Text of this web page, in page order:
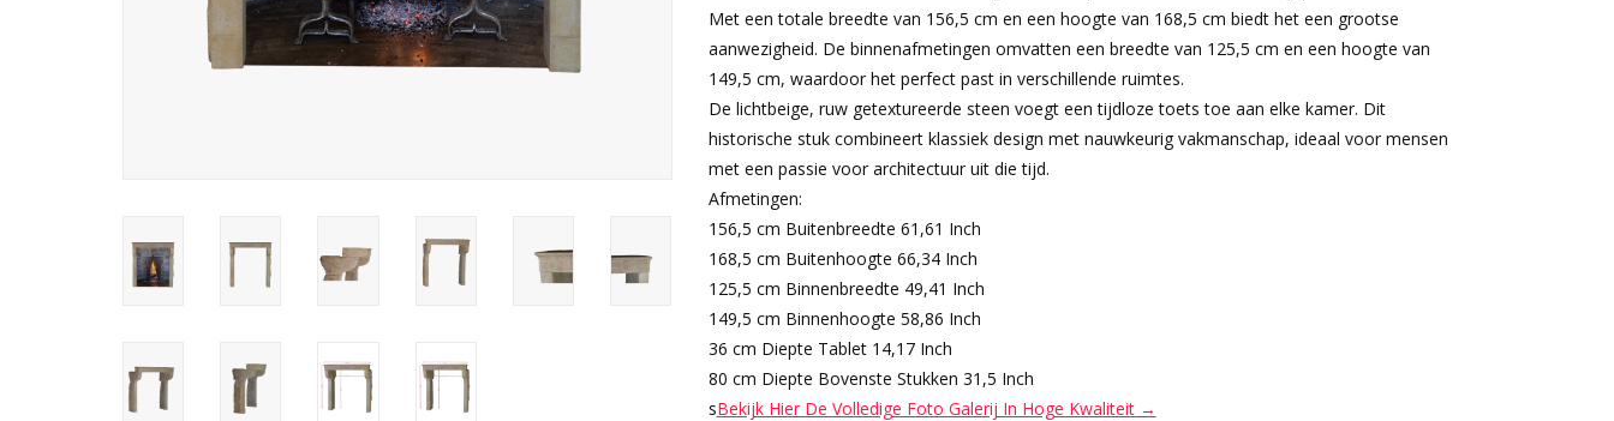
Met een totale breedte van 156,5 cm en een hoogte van 168,5 cm biedt het een grootse
aanwezigheid. De binnenafmetingen omvatten een breedte van 125,5 cm en een hoogte van
149,5 cm, waardoor het perfect past in verschillende ruimtes.
De lichtbeige, ruw getextureerde steen voegt een tijdloze toets toe aan elke kamer. Dit
historische stuk combineert klassiek design met nauwkeurig vakmanschap, ideaal voor mensen
met een passie voor architectuur uit die tijd.
Afmetingen:
156,5 cm Buitenbreedte 61,61 Inch
168,5 cm Buitenhoogte 66,34 Inch
125,5 cm Binnenbreedte 49,41 Inch
149,5 cm Binnenhoogte 58,86 Inch
36 cm Diepte Tablet 14,17 Inch
80 cm Diepte Bovenste Stukken 31,5 Inch
sBekijk Hier De Volledige Foto Galerij In Hoge Kwaliteit →